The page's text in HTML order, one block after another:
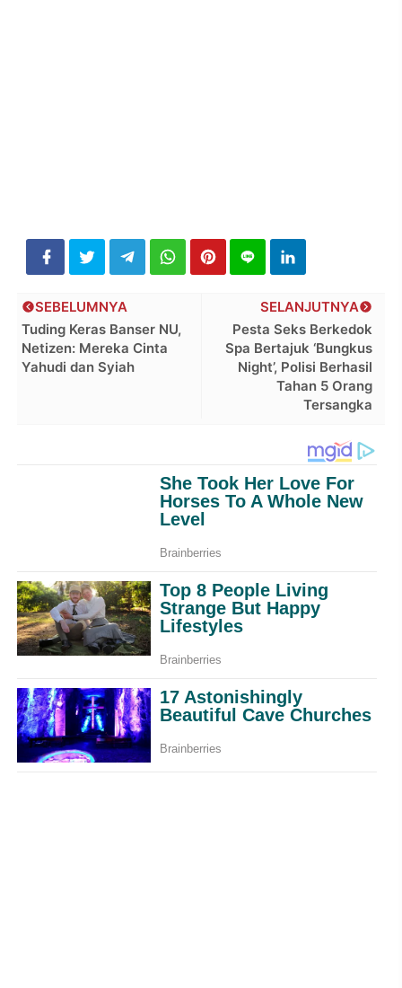
SELANJUTNYA
Pesta Seks Berkedok
Spa Bertajuk ‘Bungkus
Night’, Polisi Berhasil
Tahan 5 Orang
Tersangka
SEBELUMNYA
Tuding Keras Banser NU,
Netizen: Mereka Cinta
Yahudi dan Syiah